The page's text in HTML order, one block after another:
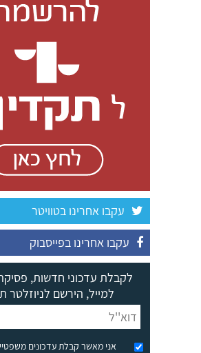
עקבו אחרינו בטוויטר
עקבו אחרינו בפייסבוק
לקבלת עדכוני חדשות,
למייל, הירשם לניוזלטר
אני מאשר קבלת עדכונים